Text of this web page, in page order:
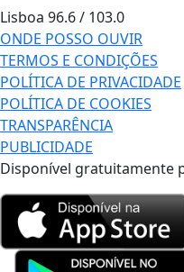
Lisboa 96.6 / 103.0
ONDE POSSO OUVIR
TERMOS E CONDIÇÕES
POLÍTICA DE PRIVACIDADE
POLÍTICA DE COOKIES
TRANSPARÊNCIA
PUBLICIDADE
Disponível gratuitamente